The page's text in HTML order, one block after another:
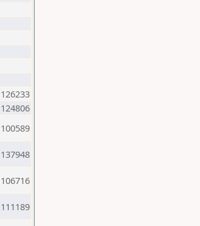
126233
124806
100589
137948
106716
111189